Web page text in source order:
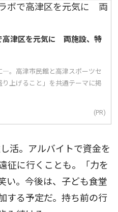
津区を元気に 両施設、特
―。高津市民館と高津スポーツセ
上げること」を共通テーマに掲
(PR)
活。アルバイトで資金を
征に行くことも。「力を
い。今後は、子ども食堂
する予定だ。持ち前の行